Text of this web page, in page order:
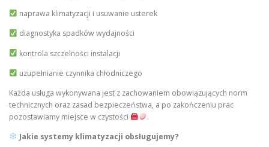
naprawa klimatyzacji i usuwanie usterek
diagnostyka spadków wydajności
kontrola szczelności instalacji
uzupełnianie czynnika chłodniczego
Każda usługa wykonywana jest z zachowaniem obowiązujących norm
technicznych oraz zasad bezpieczeństwa, a po zakończeniu prac
pozostawiamy miejsce w czystości
.
Jakie systemy klimatyzacji obsługujemy?